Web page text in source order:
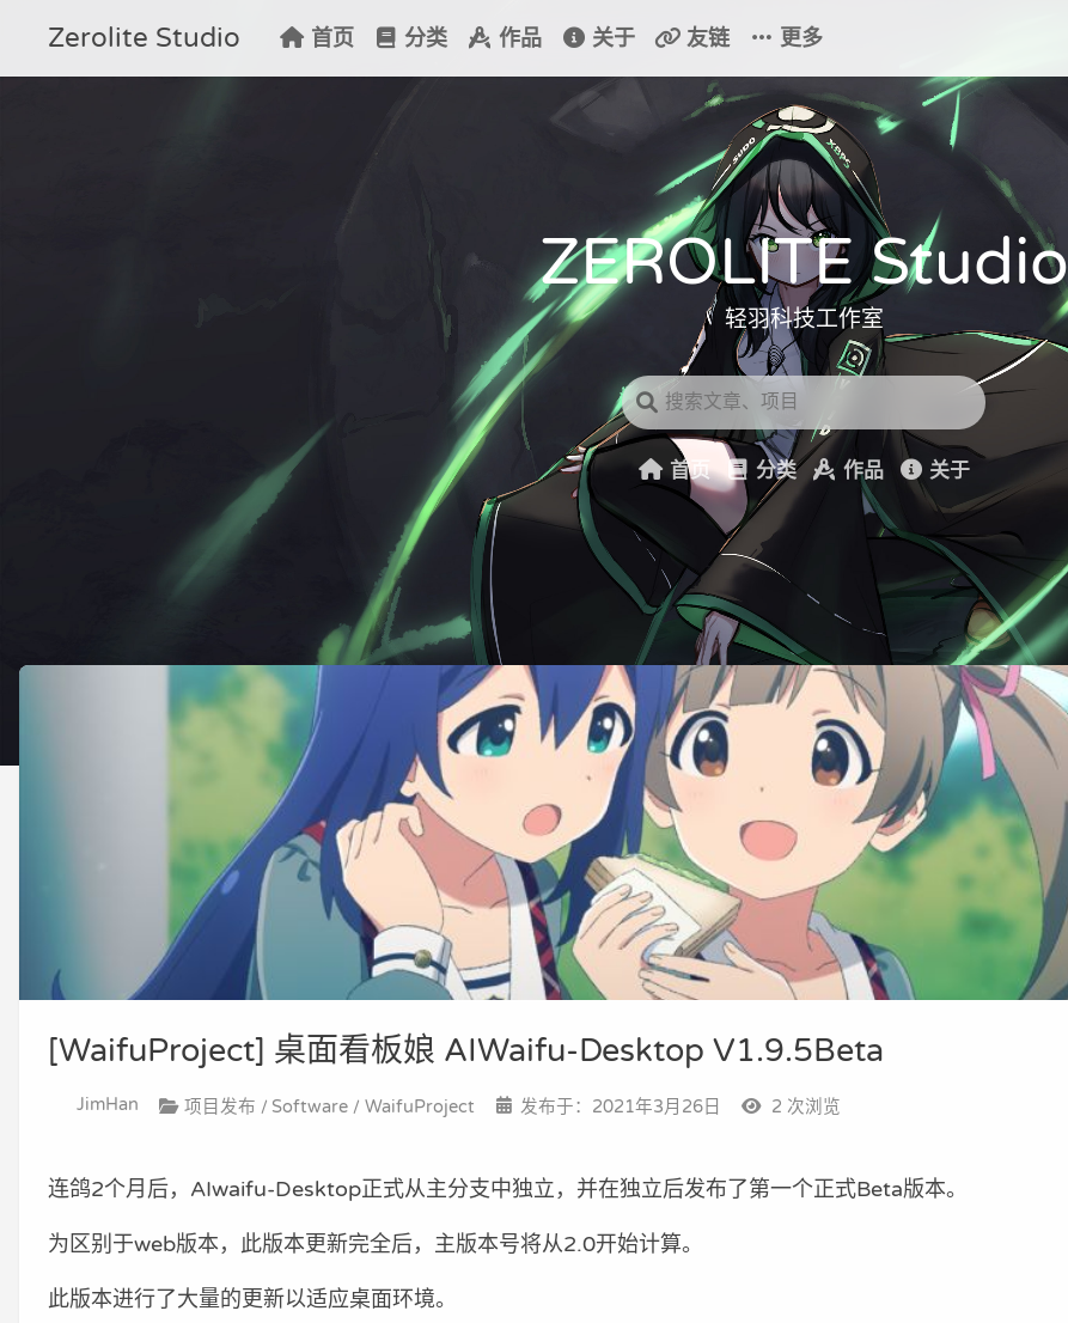
Zerolite Studio 首页 分类 作品 关于 友链 更多
ZEROLITE Studio
轻羽科技工作室
首页 分类 作品 关于
[WaifuProject] 桌面看板娘 AIWaifu-Desktop V1.9.5Beta
JimHan 项目发布 Software WaifuProject 发布于：2021年3月26日 2 次浏览
连鸽2个月后，AIwaifu-Desktop正式从主分支中独立，并在独立后发布了第一个正式Beta版本。
为区别于web版本，此版本更新完全后，主版本号将从2.0开始计算。
此版本进行了大量的更新以适应桌面环境。